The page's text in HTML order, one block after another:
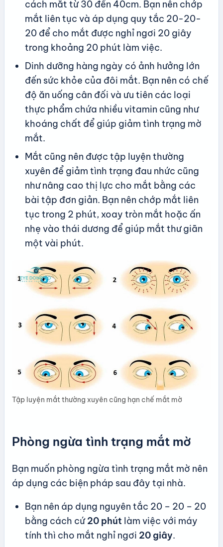
cách mắt từ 30 đến 40cm. Bạn nên chớp
mắt liên tục và áp dụng quy tắc 20-20-
20 để cho mắt được nghỉ ngơi 20 giây
trong khoảng 20 phút làm việc.
Dinh dưỡng hàng ngày có ảnh hưởng lớn
đến sức khỏe của đôi mắt. Bạn nên có chế
độ ăn uống cân đối và ưu tiên các loại
thực phẩm chứa nhiều vitamin cũng như
khoáng chất để giúp giảm tình trạng mờ
mắt.
Mắt cũng nên được tập luyện thường
xuyên để giảm tình trạng đau nhức cũng
như nâng cao thị lực cho mắt bằng các
bài tập đơn giản. Bạn nên chớp mắt liên
tục trong 2 phút, xoay tròn mắt hoặc ấn
nhẹ vào thái dương để giúp mắt thư giãn
một vài phút.
Tập luyện mắt thường xuyên cũng hạn chế mắt mờ
Phòng ngừa tình trạng mắt mờ
Bạn muốn phòng ngừa tình trạng mắt mờ nên
áp dụng các biện pháp sau đây tại nhà.
Bạn nên áp dụng nguyên tắc 20 – 20 – 20
bằng cách cứ20 phút làm việc với máy
tính thì cho mắt nghỉ ngơi 20 giây.